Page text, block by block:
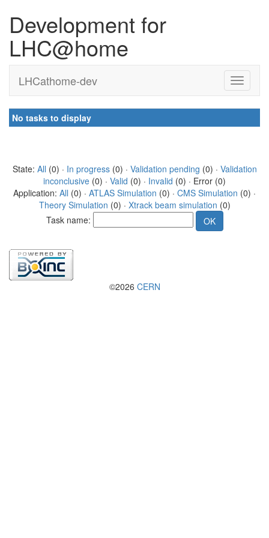
Development for
LHC@home
LHCathome-dev
No tasks to display
State: All (0) · In progress(0) · Validation pending (0) · Validation
inconclusive (0) · Valid (0) · Invalid (0) · Error (0)
Application: All (0) · ATLAS Simulation (0) · CMS Simulation (0) ·
Theory Simulation (0) · Xtrack beam simulation (0)
Task name:
©2026 CERN